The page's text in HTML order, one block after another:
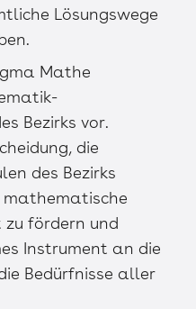
Lösungswege
Mathe
Bezirks vor.
die
des Bezirks
mathematische
zu fördern und
Instrument an die
Bedürfnisse aller